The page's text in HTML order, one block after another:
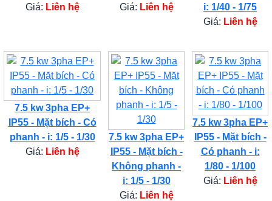
Giá: Liên hệ
Giá: Liên hệ
i: 1/40 - 1/75
Giá: Liên hệ
7.5 kw 3pha EP+
IP55 - Mặt bích - Có
phanh - i: 1/5 - 1/30
Giá: Liên hệ
7.5 kw 3pha EP+
IP55 - Mặt bích -
Không phanh -
i: 1/5 - 1/30
Giá: Liên hệ
7.5 kw 3pha EP+
IP55 - Mặt bích -
Có phanh - i:
1/80 - 1/100
Giá: Liên hệ